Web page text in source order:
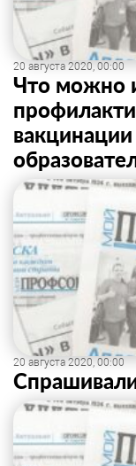
20 августа 2020, 00:00
Что можно
20 августа 2020, 00:00